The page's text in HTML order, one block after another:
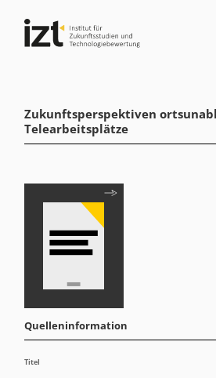
Zukunftsperspektiven
Telearbeitsplätze
Quelleninformation
Titel